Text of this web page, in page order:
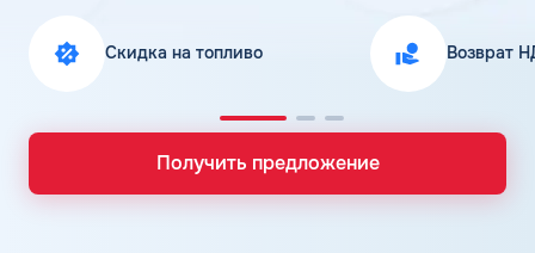
Скидка на топливо Возврат
Получить предложение